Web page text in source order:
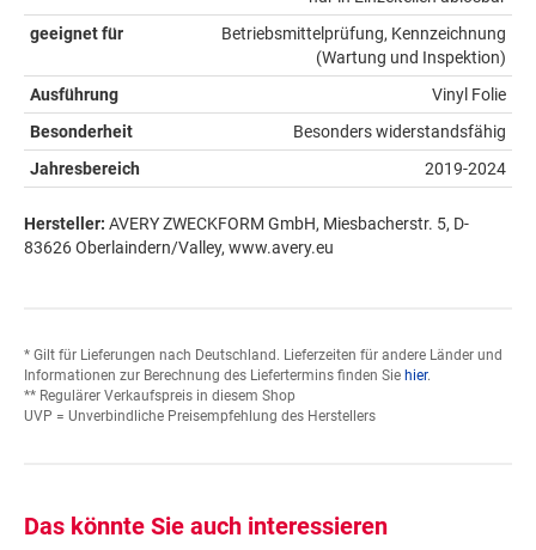
geeignet für
Betriebsmittelprüfung, Kennzeichnung
(Wartung und Inspektion)
Ausführung
Vinyl Folie
Besonderheit
Besonders widerstandsfähig
Jahresbereich
2019-2024
Hersteller: AVERY ZWECKFORM GmbH, Miesbacherstr. 5, D-
83626 Oberlaindern/Valley, www.avery.eu
* Gilt für Lieferungen nach Deutschland. Lieferzeiten für andere Länder und
Informationen zur Berechnung des Liefertermins finden Sie hier.
** Regulärer Verkaufspreis in diesem Shop
UVP = Unverbindliche Preisempfehlung des Herstellers
Das könnte Sie auch interessieren